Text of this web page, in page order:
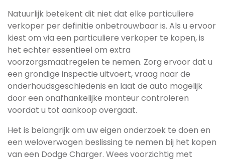
Natuurlijk betekent dit niet dat elke particuliere
verkoper per definitie onbetrouwbaar is. Als u ervoor
kiest om via een particuliere verkoper te kopen, is
het echter essentieel om extra
voorzorgsmaatregelen te nemen. Zorg ervoor dat u
een grondige inspectie uitvoert, vraag naar de
onderhoudsgeschiedenis en laat de auto mogelijk
door een onafhankelijke monteur controleren
voordat u tot aankoop overgaat.
Het is belangrijk om uw eigen onderzoek te doen en
een weloverwogen beslissing te nemen bij het kopen
van een Dodge Charger. Wees voorzichtig met